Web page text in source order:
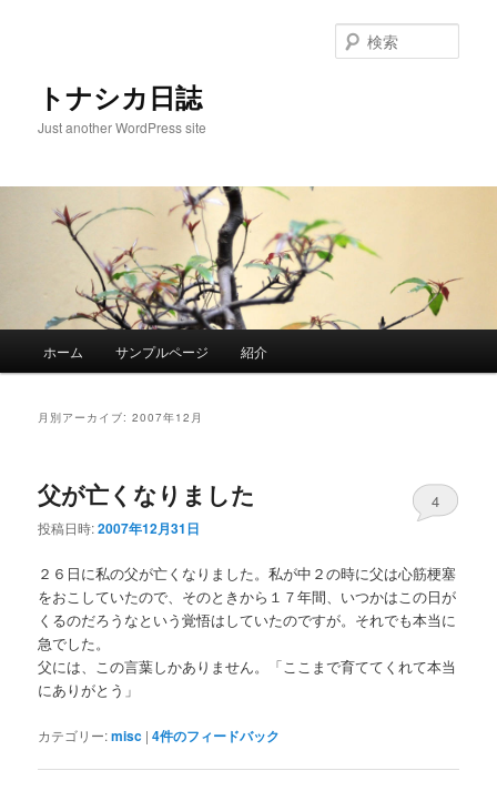
トナシカ日誌
Just another WordPress site
索
ホーム サンプルページ 紹介
月別アーカイブ:2007年12月
父が亡くなりました
投稿日時:2007年12月31日
4
２６日に私の父が亡くなりました。私が中２の時に父は心筋梗塞
をおこしていたので、そのときから１７年間、いつかはこの日が
くるのだろうなという覚悟はしていたのですが。それでも本当に
急でした。
父には、この言葉しかありません。「ここまで育ててくれて本当
にありがとう」
カテゴリー:misc |4件のフィードバック